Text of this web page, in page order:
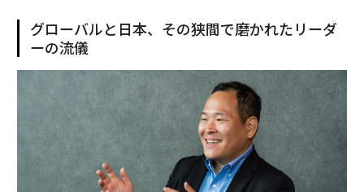
グローバルと日本、その狭間で磨かれたリーダ
ーの流儀